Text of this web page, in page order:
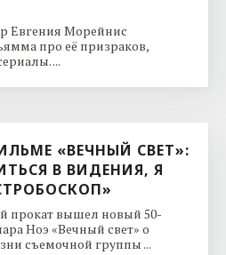
Евгения Морейнис
про её призраков,
...
«ВЕЧНЫЙ СВЕТ»:
В ВИДЕНИЯ, Я
прокат вышел новый 50-
Ноэ «Вечный свет» о
съемочной группы ...